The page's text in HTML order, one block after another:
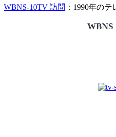
WBNS-10TV 訪問 ：1990年の
WBNS